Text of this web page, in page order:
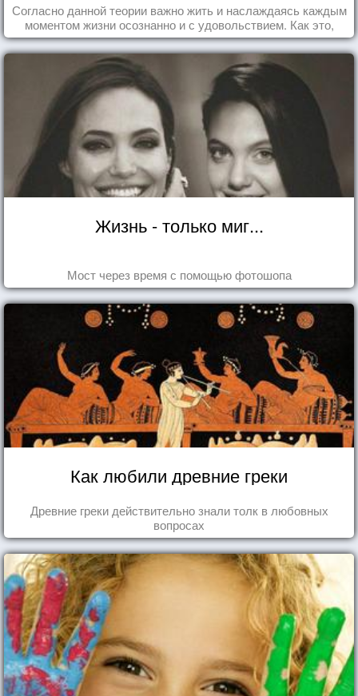
Согласно данной теории важно жить и наслаждаясь каждым
моментом жизни осознанно и с удовольствием. Как это,
попробуем разобраться на реальных примерах.
Жизнь - только миг...
Мост через время с помощью фотошопа
Как любили древние греки
Древние греки действительно знали толк в любовных
вопросах